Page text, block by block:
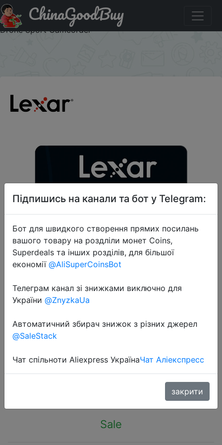
Придбати по знижці Lexar Micro SD Card New Original
128GB Memory Card A1 A2 Class10 TF Flash Card for
Drone Sport Camcorder
ChinaGoodBuy
2023-07-18
Lexar Micro SD Card New Original
128GB Memory Card A1 A2 Class10
TF Flash Card for Drone Sport
Sale
Підпишись на канали та бот у Telegram:
Бот для швидкого створення прямих посилань
вашого товару на роздліли монет Coins,
Superdeals та інших розділів, для більшої
економії @AliSuperCoinsBot
Телеграм канал зі знижками виключно для
України @ZnyzkaUa
Автоматичний збирач знижок з різних джерел
@SaleStack
Чат спільноти Aliexpress УкраїнаЧат Аліекспресс
закрити